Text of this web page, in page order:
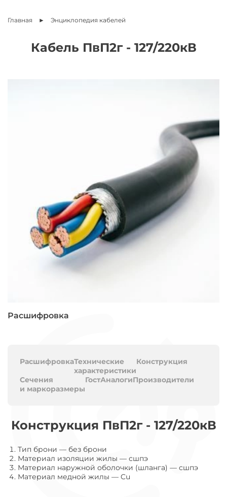
Главная Энциклопедия кабелей
Кабель ПвП2г - 127/220кВ
Расшифровка
РасшифровкаТехнические
характеристики
Конструкция
Сечения
и маркоразмеры
ГостАналогиПроизводители
Конструкция ПвП2г - 127/220кВ
Тип брони — без брони
Материал изоляции жилы — сшпэ
Материал наружной оболочки (шланга) — сшпэ
Материал медной жилы — Cu